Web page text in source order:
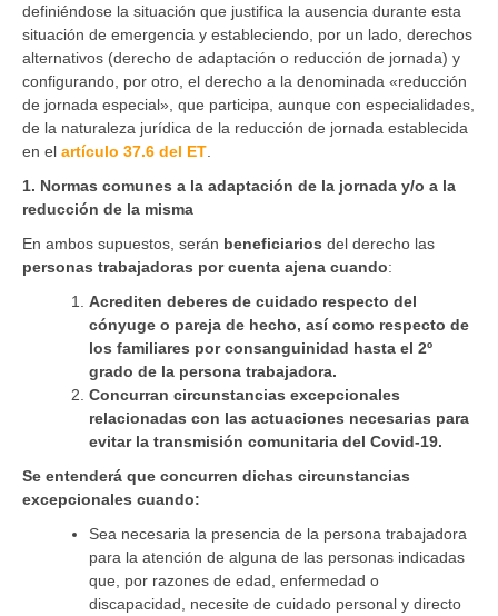
definiéndose la situación que justifica la ausencia durante esta
situación de emergencia y estableciendo, por un lado, derechos
alternativos (derecho de adaptación o reducción de jornada) y
configurando, por otro, el derecho a la denominada «reducción
de jornada especial», que participa, aunque con especialidades,
de la naturaleza jurídica de la reducción de jornada establecida
en el artículo 37.6 del ET
1. Normas comunes a la adaptación de la jornada y/o a la
reducción de la misma
En ambos supuestos, serán beneficiarios del derecho las
personas trabajadoras por cuenta ajena cuando:
Acrediten deberes de cuidado respecto del
cónyuge o pareja de hecho, así como respecto de
los familiares por consanguinidad hasta el 2º
grado de la persona trabajadora.
Concurran circunstancias excepcionales
relacionadas con las actuaciones necesarias para
evitar la transmisión comunitaria del Covid-19.
Se entenderá que concurren dichas circunstancias
excepcionales cuando:
Sea necesaria la presencia de la persona trabajadora
para la atención de alguna de las personas indicadas
que, por razones de edad, enfermedad o
discapacidad, necesite de cuidado personal y directo